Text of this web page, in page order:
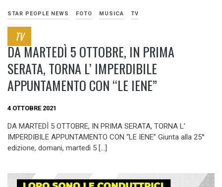
STAR PEOPLE NEWS FOTO MUSICA TV
TV
DA MARTEDÌ 5 OTTOBRE, IN PRIMA
SERATA, TORNA L’ IMPERDIBILE
APPUNTAMENTO CON “LE IENE”
4 OTTOBRE 2021
DA MARTEDÌ 5 OTTOBRE, IN PRIMA SERATA, TORNA L’
IMPERDIBILE APPUNTAMENTO CON “LE IENE” Giunta alla 25°
edizione, domani, martedì 5 […]